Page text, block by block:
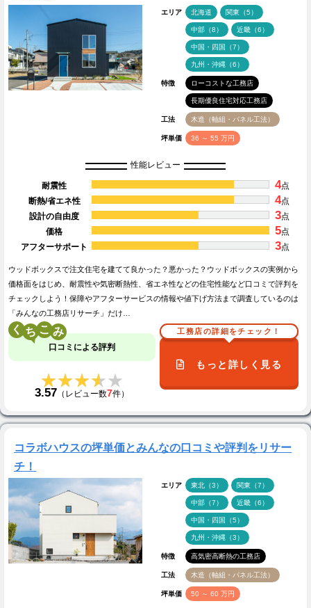
エリア 北海道 関東（5）
中部（8） 近畿（6）
中国・四国（7）
九州・沖縄（6）
特徴 ローコストな工務店
長期優良住宅対応工務店
工法 木造（軸組・パネル工法）
坪単価 36 ～ 55 万円
性能レビュー
耐震性 4点
断熱/省エネ性
4点
設計の自由度
3点
価格
5点
アフターサポート
3点
ウッドボックスで注文住宅を建てて良かった？悪かった？ウッドボックスの実例から
価格面をはじめ、耐震性や気密断熱性、省エネ性などの住宅性能など口コミで評判を
チェックしよう！保障やアフターサービスの情報や値下げ方法まで調査しているのは
「みんなの工務店リサーチ」だけ…
く こ
口コミによる評判
★★★★★
★★★★★
3.57 （レビュー数7件）
工務店の詳細をチェック！
もっと詳しく見る
コラボハウスの坪単価とみんなの口コミや評判をリサー
チ！
エリア 東北（3） 関東（7）
中部（7） 近畿（6）
中国・四国（5）
九州・沖縄（3）
特徴 高気密高断熱の工務店
工法 木造（軸組・パネル工法）
坪単価 50 ～ 60 万円